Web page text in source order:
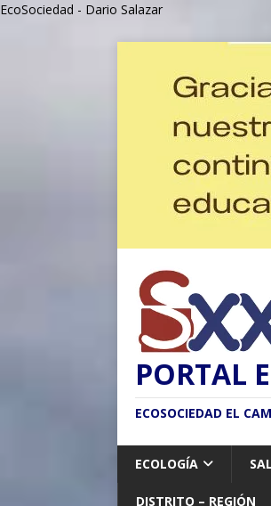
EcoSociedad - Dario Salazar
PORTAL
ECOSOCIEDAD EL
ECOLOGÍA
DISTRITO – REGIÓN